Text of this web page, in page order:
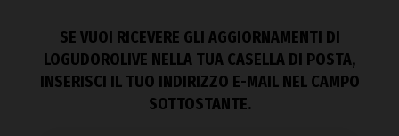
SE VUOI RICEVERE GLI AGGIORNAMENTI DI
LOGUDOROLIVE NELLA TUA CASELLA DI POSTA,
INSERISCI IL TUO INDIRIZZO E-MAIL NEL CAMPO
SOTTOSTANTE.